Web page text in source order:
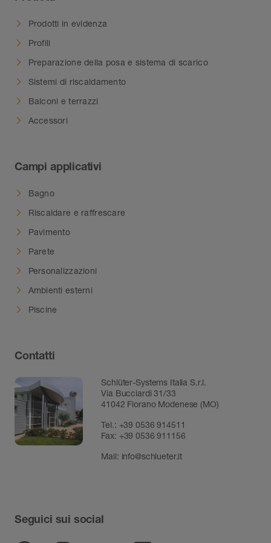
Prodotti in evidenza
Profili
Preparazione della posa e sistema di scarico
Sistemi di riscaldamento
Balconi e terrazzi
Accessori
Campi applicativi
Bagno
Riscaldare e raffrescare
Pavimento
Parete
Personalizzazioni
Ambienti esterni
Piscine
Contatti
Schlüter-Systems Italia S.r.l.
Via Bucciardi 31/33
41042 Fiorano Modenese (MO)
Tel.: +39 0536 914511
Fax: +39 0536 911156
Mail: info@schlueter.it
Seguici sui social